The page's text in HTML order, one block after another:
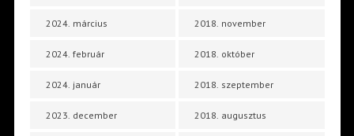
2024. március
2024. február
2024. január
2023. december
2018. november
2018. október
2018. szeptember
2018. augusztus